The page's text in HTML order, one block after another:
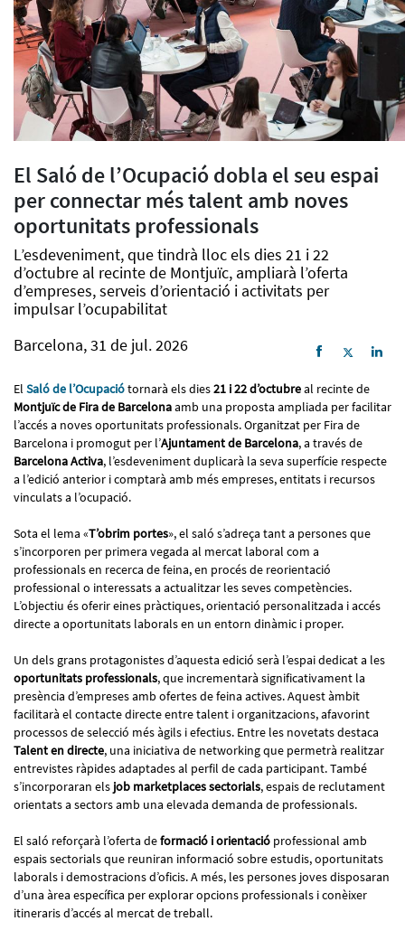
El Saló de l’Ocupació dobla el seu espai
per connectar més talent amb noves
oportunitats professionals
L’esdeveniment, que tindrà lloc els dies 21 i 22
d’octubre al recinte de Montjuïc, ampliarà l’oferta
d’empreses, serveis d’orientació i activitats per
impulsar l’ocupabilitat
Barcelona, 31 de jul. 2026
El Saló de l’Ocupaciótornarà els dies21 i 22 d’octubreal recinte de
Montjuïc de Fira de Barcelonaamb una proposta ampliada per facilitar
l’accés a noves oportunitats professionals. Organitzat per Fira de
Barcelona i promogut per l’Ajuntament de Barcelona, a través de
Barcelona Activa, l’esdeveniment duplicarà la seva superfície respecte
a l’edició anterior i comptarà amb més empreses, entitats i recursos
vinculats a l’ocupació.
Sota el lema «T’obrim portes», el saló s’adreça tant a persones que
s’incorporen per primera vegada al mercat laboral com a
professionals en recerca de feina, en procés de reorientació
professional o interessats a actualitzar les seves competències.
L’objectiu és oferir eines pràctiques, orientació personalitzada i accés
directe a oportunitats laborals en un entorn dinàmic i proper.
Un dels grans protagonistes d’aquesta edició serà l’espai dedicat a les
oportunitats professionals, que incrementarà significativament la
presència d’empreses amb ofertes de feina actives. Aquest àmbit
facilitarà el contacte directe entre talent i organitzacions, afavorint
processos de selecció més àgils i efectius. Entre les novetats destaca
Talent en directe, una iniciativa de networking que permetrà realitzar
entrevistes ràpides adaptades al perfil de cada participant. També
s’incorporaran els job marketplaces sectorials, espais de reclutament
orientats a sectors amb una elevada demanda de professionals.
El saló reforçarà l’oferta deformació i orientació professional amb
espais sectorials que reuniran informació sobre estudis, oportunitats
laborals i demostracions d’oficis. A més, les persones joves disposaran
d’una àrea específica per explorar opcions professionals i conèixer
itineraris d’accés al mercat de treball.